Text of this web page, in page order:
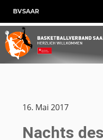
BVSAAR
16. Mai 2017
Nachts